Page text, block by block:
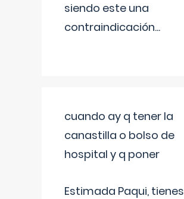
siendo este una
contraindicación...
cuando ay q tener la
canastilla o bolso de
hospital y q poner
Estimada Paqui, tienes